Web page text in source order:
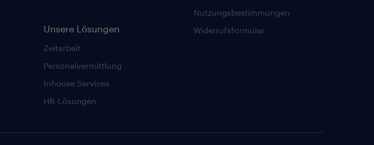
Unsere Lösungen
Zeitarbeit
Personalvermittlung
Inhouse Services
HR-Lösungen
Nutzungsbestimmungen
Widerrufsformular